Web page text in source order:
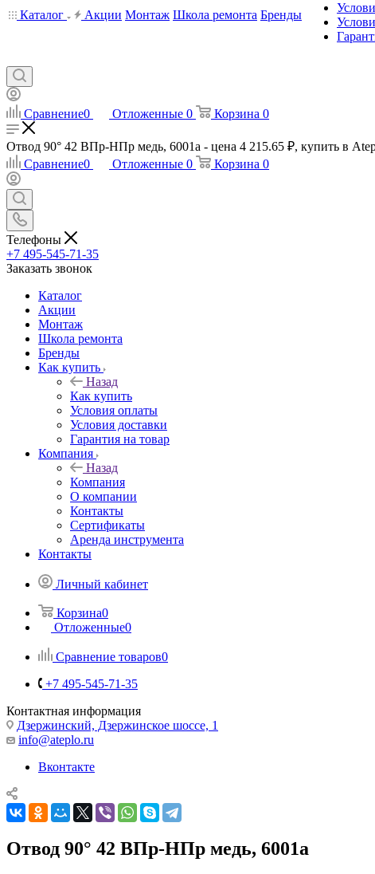
Каталог Акции Монтаж Школа ремонта Бренды
Сравнение0 Отложенные 0 Корзина 0
Отвод 90° 42 ВПр-НПр медь, 6001a - цена 4 215.65 ₽, купить в
Сравнение0 Отложенные 0 Корзина 0
Телефоны
+7 495-545-71-35
Заказать звонок
Каталог
Акции
Монтаж
Школа ремонта
Бренды
Как купить
Назад
Как купить
Условия оплаты
Условия доставки
Гарантия на товар
Компания
Назад
Компания
О компании
Контакты
Сертификаты
Аренда инструмента
Контакты
Личный кабинет
Корзина0
Отложенные0
Сравнение товаров0
+7 495-545-71-35
Контактная информация
Дзержинский, Дзержинское шоссе, 1
info@ateplo.ru
Вконтакте
Отвод 90° 42 ВПр-НПр медь, 6001a